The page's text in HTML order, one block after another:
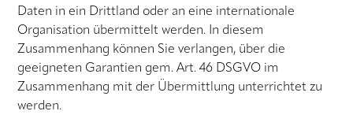
Daten in ein Drittland oder an eine internationale
Organisation übermittelt werden. In diesem
Zusammenhang können Sie verlangen, über die
geeigneten Garantien gem. Art. 46 DSGVO im
Zusammenhang mit der Übermittlung unterrichtet zu
werden.